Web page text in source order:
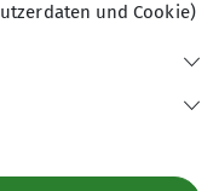
und Cookie)